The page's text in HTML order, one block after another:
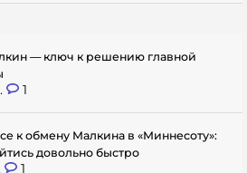
— ключ к решению главной
1
к обмену Малкина в «Миннесоту»:
довольно быстро
1